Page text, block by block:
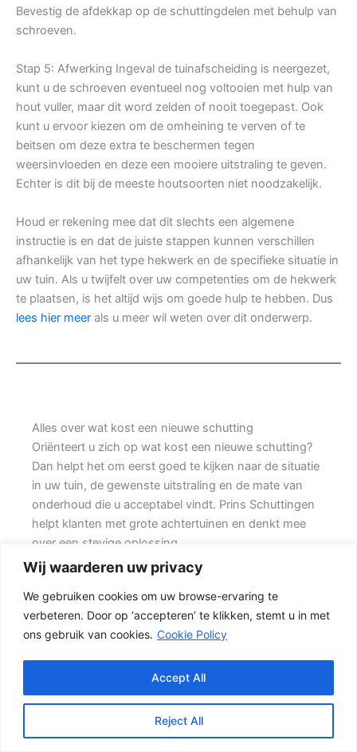
Wij waarderen uw privacy
We gebruiken cookies om uw browse-ervaring te
verbeteren. Door op ‘accepteren’ te klikken, stemt u in met
ons gebruik van cookies. Cookie Policy
Reject All
Accept All
Bevestig de afdekkap op de schuttingdelen met behulp van
schroeven.
Stap 5: Afwerking Ingeval de tuinafscheiding is neergezet,
kunt u de schroeven eventueel nog voltooien met hulp van
hout vuller, maar dit word zelden of nooit toegepast. Ook
kunt u ervoor kiezen om de omheining te verven of te
beitsen om deze extra te beschermen tegen
weersinvloeden en deze een mooiere uitstraling te geven.
Echter is dit bij de meeste houtsoorten niet noodzakelijk.
Houd er rekening mee dat dit slechts een algemene
instructie is en dat de juiste stappen kunnen verschillen
afhankelijk van het type hekwerk en de specifieke situatie in
uw tuin. Als u twijfelt over uw competenties om de hekwerk
te plaatsen, is het altijd wijs om goede hulp te hebben. Dus
lees hier meer als u meer wil weten over dit onderwerp.
Alles over wat kost een nieuwe schutting
Oriënteert u zich op wat kost een nieuwe schutting?
Dan helpt het om eerst goed te kijken naar de situatie
in uw tuin, de gewenste uitstraling en de mate van
onderhoud die u acceptabel vindt. Prins Schuttingen
helpt klanten met grote achtertuinen en denkt mee
over een stevige oplossing.
De juiste erfafscheiding begint met een goed plan.
Wilt u zo min mogelijk onderhoud, dan is een
betonschutting of hout-beton combinatie vaak een
slimme keuze. Ook de ondergrond, de lengte van de
schutting en de aanwezigheid van poorten of hoeken
hebben invloed op de beste oplossing.
Schutting kiezen op basis van uitstraling en gebruik